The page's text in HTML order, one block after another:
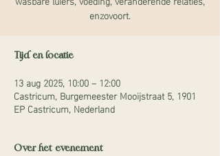
enzovoort.
Tijd en locatie
13 aug 2025, 10:00 – 12:00
Castricum, Burgemeester Mooijstraat 5, 1901
EP Castricum, Nederland
Over het evenement